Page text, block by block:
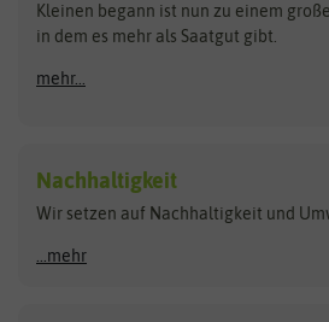
Anzucht & Gartenzubehör
Anzuchtschalen
Heizmatte & Heizkabel
Kokos-Quelltabletten
Zimmergewächshaus
Bûten Birds
Carl Pabst
Florissa
Flortis
Kleinen begann ist nun zu einem
in dem es mehr als Saatgut gibt.
mehr...
Nachhaltigkeit
Wir setzen auf Nachhaltigkeit und
...mehr